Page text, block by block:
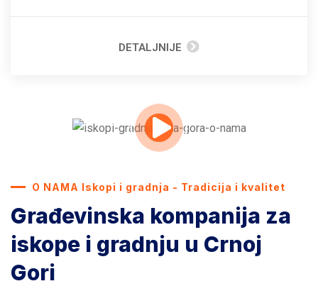
DETALJNIJE
O NAMA Iskopi i gradnja - Tradicija i kvalitet
Građevinska kompanija za
iskope i gradnju u Crnoj
Gori